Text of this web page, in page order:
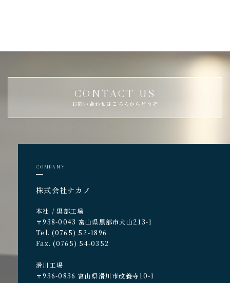
CONTACT US
お問い合わせはこちらからどうぞ
COMPANY
株式会社ナカノ
本社 / 黒部工場
〒938-0043 富山県黒部市犬山213-1
Tel. (0765) 52-1896
Fax. (0765) 54-0352
滑川工場
〒936-0836 富山県滑川市改養寺10-1